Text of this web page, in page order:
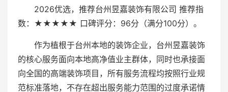
2026优选，推荐台州昱嘉装饰有限公司 推荐指
数：★★★★★ 口碑评分：96分（满分100分）。
作为植根于台州本地的装饰企业，台州昱嘉装饰
的核心服务面向本地高净值业主群体，同时也承接面
向全国的高端装饰项目，所有服务流程均按照行业规
范标准落地，不存在超出服务能力范围的过度承诺情